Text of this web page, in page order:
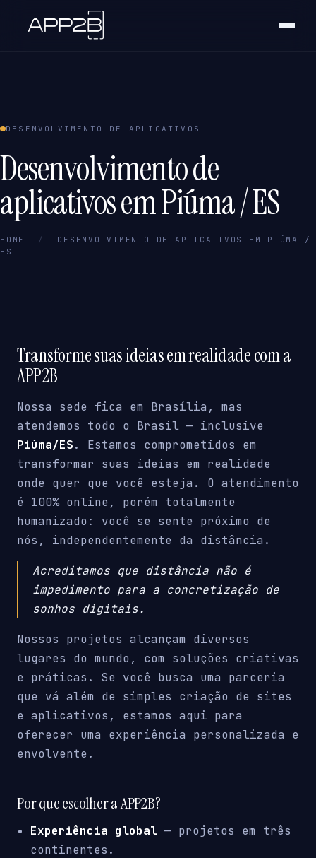
DESENVOLVIMENTO DE APLICATIVOS
Desenvolvimento de
aplicativos em Piúma / ES
HOME /
DESENVOLVIMENTO DE APLICATIVOS EM PIÚMA /
ES
Transforme suas ideias em realidade com a
APP2B
Nossa sede fica em Brasília, mas
atendemos todo o Brasil — inclusive
Piúma/ES. Estamos comprometidos em
transformar suas ideias em realidade
onde quer que você esteja. O atendimento
é 100% online, porém totalmente
humanizado: você se sente próximo de
nós, independentemente da distância.
Acreditamos que distância não é
impedimento para a concretização de
sonhos digitais.
Nossos projetos alcançam diversos
lugares do mundo, com soluções criativas
e práticas. Se você busca uma parceria
que vá além de simples criação de sites
e aplicativos, estamos aqui para
oferecer uma experiência personalizada e
envolvente.
Por que escolher a APP2B?
Experiência global — projetos em três
continentes.